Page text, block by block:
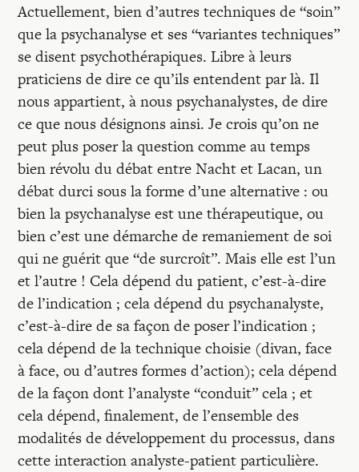
Actuellement, bien d’autres techniques de “soin”
que la psychanalyse et ses “variantes techniques”
se disent psychothérapiques. Libre à leurs
praticiens de dire ce qu’ils entendent par là. Il
nous appartient, à nous psychanalystes, de dire
ce que nous désignons ainsi. Je crois qu’on ne
peut plus poser la question comme au temps
bien révolu du débat entre Nacht et Lacan, un
débat durci sous la forme d’une alternative : ou
bien la psychanalyse est une thérapeutique, ou
bien c’est une démarche de remaniement de soi
qui ne guérit que “de surcroît”. Mais elle est l’un
et l’autre ! Cela dépend du patient, c’est-à-dire
de l’indication ; cela dépend du psychanalyste,
c’est-à-dire de sa façon de poser l’indication ;
cela dépend de la technique choisie (divan, face
à face, ou d’autres formes d’action); cela dépend
de la façon dont l’analyste “conduit” cela ; et
cela dépend, finalement, de l’ensemble des
modalités de développement du processus, dans
cette interaction analyste-patient particulière.